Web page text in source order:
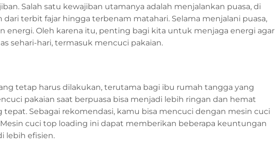
Salah satu kewajiban utamanya adalah menjalankan puasa, di
terbit fajar hingga terbenam matahari. Selama menjalani puasa,
Oleh karena itu, penting bagi kita untuk menjaga energi agar
sehari-hari, termasuk mencuci pakaian.
tetap harus dilakukan, terutama bagi ibu rumah tangga yang
pakaian saat berpuasa bisa menjadi lebih ringan dan hemat
Sebagai rekomendasi, kamu bisa mencuci dengan mesin cuci
Mesin cuci top loading ini dapat memberikan beberapa keuntungan
lebih efisien.